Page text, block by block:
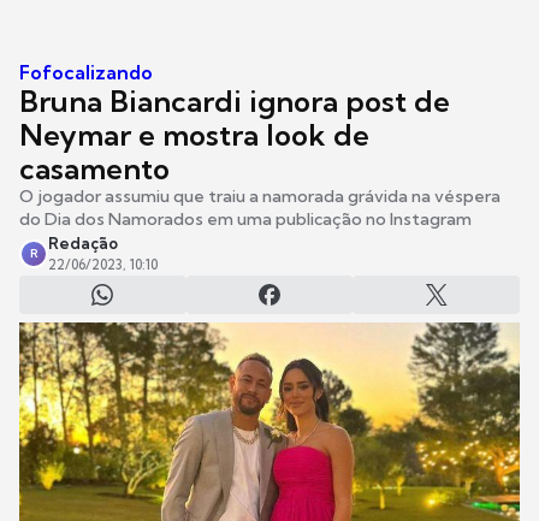
Fofocalizando
Bruna Biancardi ignora post de
Neymar e mostra look de
casamento
O jogador assumiu que traiu a namorada grávida na véspera
do Dia dos Namorados em uma publicação no Instagram
R
Redação
22/06/2023, 10:10